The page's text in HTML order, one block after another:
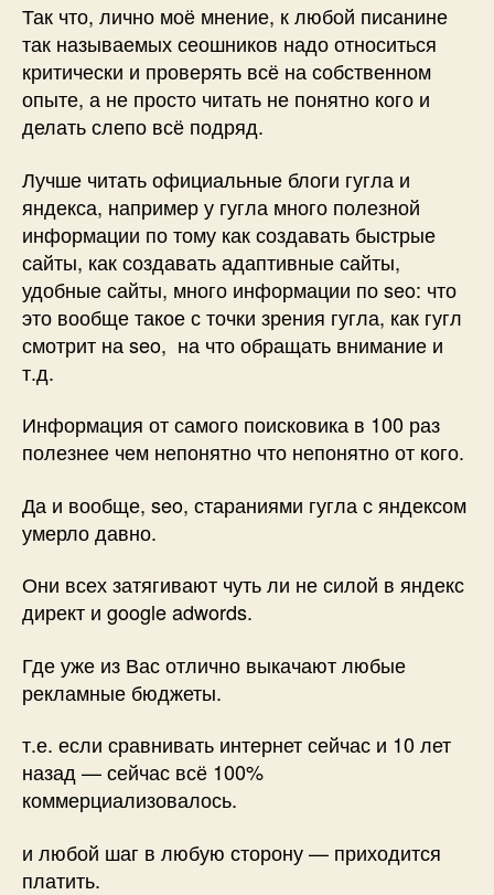
Так что, лично моё мнение, к любой писанине
так называемых сеошников надо относиться
критически и проверять всё на собственном
опыте, а не просто читать не понятно кого и
делать слепо всё подряд.
Лучше читать официальные блоги гугла и
яндекса, например у гугла много полезной
информации по тому как создавать быстрые
сайты, как создавать адаптивные сайты,
удобные сайты, много информации по seo: что
это вообще такое с точки зрения гугла, как гугл
смотрит на seo, на что обращать внимание и
т.д.
Информация от самого поисковика в 100 раз
полезнее чем непонятно что непонятно от кого.
Да и вообще, seo, стараниями гугла с яндексом
умерло давно.
Они всех затягивают чуть ли не силой в яндекс
директ и google adwords.
Где уже из Вас отлично выкачают любые
рекламные бюджеты.
т.е. если сравнивать интернет сейчас и 10 лет
назад — сейчас всё 100%
коммерциализовалось.
и любой шаг в любую сторону — приходится
платить.